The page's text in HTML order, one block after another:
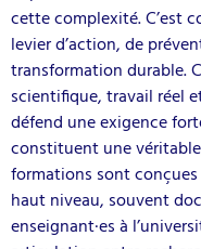
cette complexité. C’est
levier d’action, de
transformation durable.
scientifique, travail réel
défend une exigence
constituent une
formations sont conçues
haut niveau, souvent
enseignant·es à